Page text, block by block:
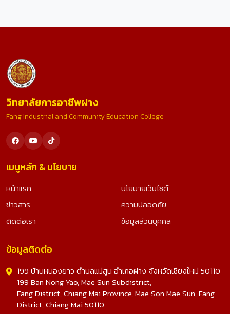
วิทยาลัยการอาชีพฝาง
Fang Industrial and Community Education College
เมนูหลัก & นโยบาย
หน้าแรก
ข่าวสาร
ติดต่อเรา
นโยบายเว็บไซต์
ความปลอดภัย
ข้อมูลส่วนบุคคล
ข้อมูลติดต่อ
199 บ้านหนองยาว ตำบลแม่สูน อำเภอฝาง จังหวัดเชียงใหม่ 50110
199 Ban Nong Yao, Mae Sun Subdistrict,
Fang District, Chiang Mai Province, Mae Son Mae Sun, Fang
District, Chiang Mai 50110